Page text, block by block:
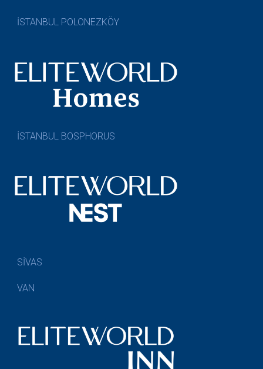
İSTANBUL POLONEZKÖY
İSTANBUL BOSPHORUS
SİVAS
VAN